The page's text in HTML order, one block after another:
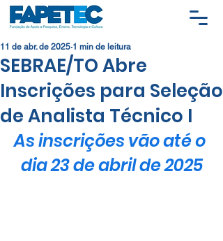
SEBRAE/TO Abre
Inscrições para Seleção
de Analista Técnico I
11 de abr. de 2025 1 min de leitura
As inscrições vão até o
dia 23 de abril de 2025